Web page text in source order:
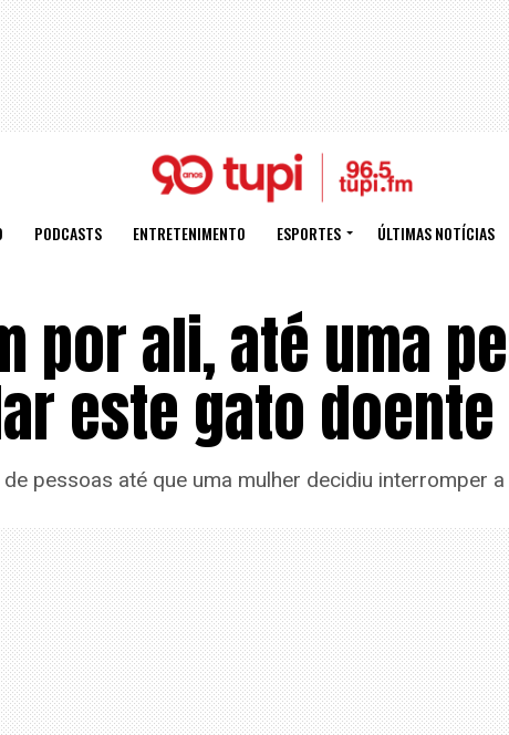
PODCASTS ENTRETENIMENTO ESPORTES ÚLTIMAS NOTÍCIAS
por ali, até uma
este gato doente
pessoas até que uma mulher decidiu interromper